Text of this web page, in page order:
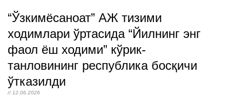
“Ўзкимёсаноат” АЖ тизими
ходимлари ўртасида “Йилнинг энг
фаол ёш ходими” кўрик-
танловининг республика босқичи
ўтказилди
// 12.06.2026